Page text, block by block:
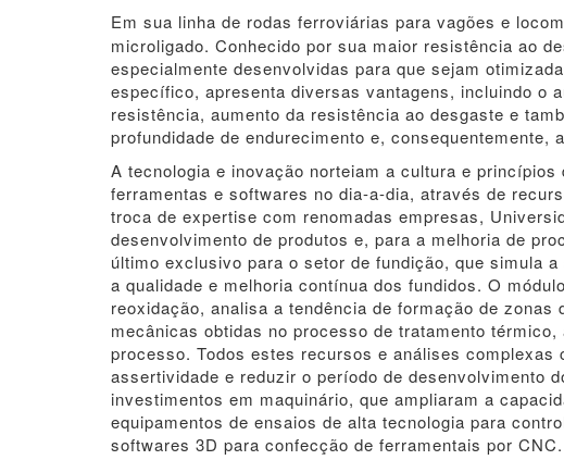
Em sua linha de rodas ferroviárias para vagões e
microligado. Conhecido por sua maior resistência ao
especialmente desenvolvidas para que sejam
específico, apresenta diversas vantagens, incluindo o
resistência, aumento da resistência ao desgaste e
profundidade de endurecimento e, consequentemente,
A tecnologia e inovação norteiam a cultura e
ferramentas e softwares no dia-a-dia, através de
troca de expertise com renomadas empresas,
desenvolvimento de produtos e, para a melhoria de
último exclusivo para o setor de fundição, que simula
a qualidade e melhoria contínua dos fundidos. O
reoxidação, analisa a tendência de formação de
mecânicas obtidas no processo de tratamento
processo. Todos estes recursos e análises complexas
assertividade e reduzir o período de desenvolvimento
investimentos em maquinário, que ampliaram a
equipamentos de ensaios de alta tecnologia para
softwares 3D para confecção de ferramentais por